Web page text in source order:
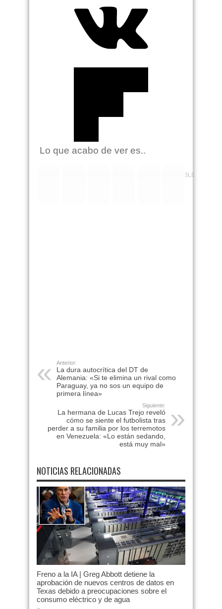
Lo que acabo de ver es..
INCREIBLE
Anterior:
La dura autocrítica del DT de
Alemania: «Si te elimina un rival como
Paraguay, ya no sos un equipo de
primera línea»
Siguiente:
La hermana de Lucas Trejo reveló
cómo se siente el futbolista tras
perder a su familia por los terremotos
en Venezuela: «Lo están sedando,
está muy mal»
NOTICIAS RELACIONADAS
Freno a la IA | Greg Abbott detiene la
aprobación de nuevos centros de datos en
Texas debido a preocupaciones sobre el
consumo eléctrico y de agua